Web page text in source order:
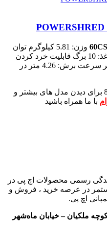
وزن: 5.81 کیلوگرم
توان
قابلیت خرد کردن
سرعت برش: 4.26 متر در
برای دیدن مدل های بیشتر و
با ما همراه باشید
رسمی محصولات اچ پی در
مستمر در عرصه خرید ، فروش و
اچ پی.
کوچه ملکیان – خیابان ماه‌شهر